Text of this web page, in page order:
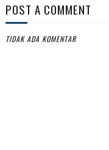
POST A COMMENT
TIDAK ADA KOMENTAR